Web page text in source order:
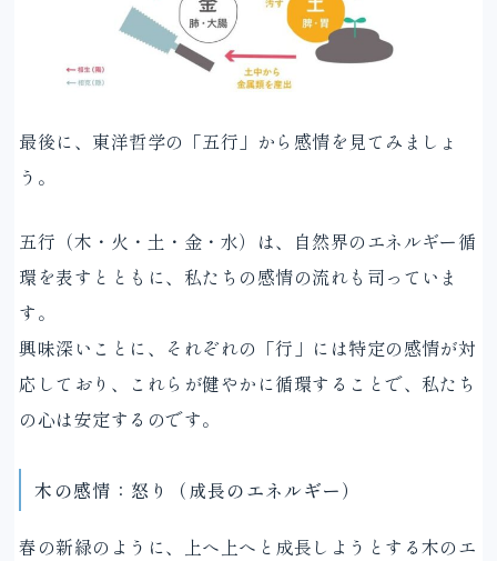
最後に、東洋哲学の「五行」から感情を見てみましょ
う。
五行（木・火・土・金・水）は、自然界のエネルギー循
環を表すとともに、私たちの感情の流れも司っていま
す。
興味深いことに、それぞれの「行」には特定の感情が対
応しており、これらが健やかに循環することで、私たち
の心は安定するのです。
木の感情：怒り（成長のエネルギー）
春の新緑のように、上へ上へと成長しようとする木のエ